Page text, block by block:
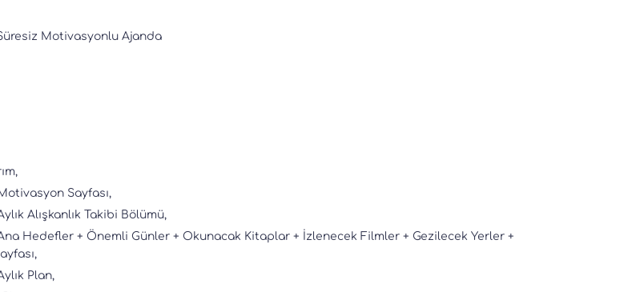
Motivasyonlu Ajanda
Sayfası,
Alışkanlık Takibi Bölümü,
Hedefler + Önemli Günler + Okunacak Kitaplar + İzlenecek Filmler + Gezilecek Yerler +
Plan,